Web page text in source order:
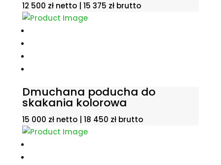
12 500 zł netto | 15 375 złbrutto
Dmuchana poducha do
skakania kolorowa
15 000 zł netto | 18 450 złbrutto